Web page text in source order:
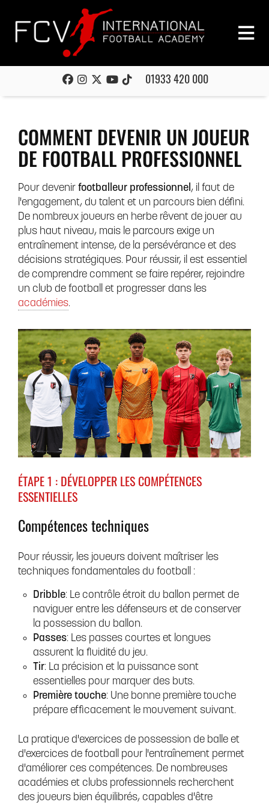
01933 420 000
COMMENT DEVENIR UN JOUEUR
DE FOOTBALL PROFESSIONNEL
Pour devenir footballeur professionnel, il faut de
l'engagement, du talent et un parcours bien défini.
De nombreux joueurs en herbe rêvent de jouer au
plus haut niveau, mais le parcours exige un
entraînement intense, de la persévérance et des
décisions stratégiques. Pour réussir, il est essentiel
de comprendre comment se faire repérer, rejoindre
un club de football et progresser dans les
académies.
ÉTAPE 1 : DÉVELOPPER LES COMPÉTENCES
ESSENTIELLES
Compétences techniques
Pour réussir, les joueurs doivent maîtriser les
techniques fondamentales du football :
Dribble: Le contrôle étroit du ballon permet de
naviguer entre les défenseurs et de conserver
la possession du ballon.
Passes: Les passes courtes et longues
assurent la fluidité du jeu.
Tir: La précision et la puissance sont
essentielles pour marquer des buts.
Première touche: Une bonne première touche
prépare efficacement le mouvement suivant.
La pratique d'exercices de possession de balle et
d'exercices de football pour l'entraînement permet
d'améliorer ces compétences. De nombreuses
académies et clubs professionnels recherchent
des joueurs bien équilibrés, capables d'être